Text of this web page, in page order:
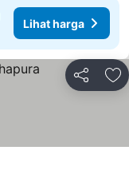
Lihat harga
Bagikan